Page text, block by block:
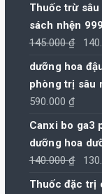
Thuốc trừ
sách nhện 999
145.000₫
Giá
gốc
dưỡng hoa
phòng trị sâu
590.000₫
Canxi bo ga3
dưỡng hoa
140.000₫
Giá
Thuốc đặc trị